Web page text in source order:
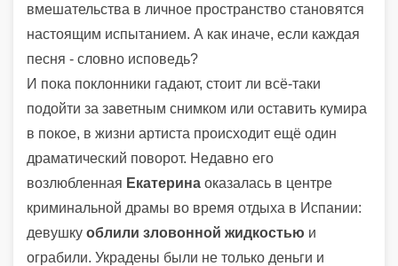
вмешательства в личное пространство становятся
настоящим испытанием. А как иначе, если каждая
песня - словно исповедь?
И пока поклонники гадают, стоит ли всё-таки
подойти за заветным снимком или оставить кумира
в покое, в жизни артиста происходит ещё один
драматический поворот. Недавно его
возлюбленная Екатерина оказалась в центре
криминальной драмы во время отдыха в Испании:
девушку облили зловонной жидкостью и
ограбили. Украдены были не только деньги и